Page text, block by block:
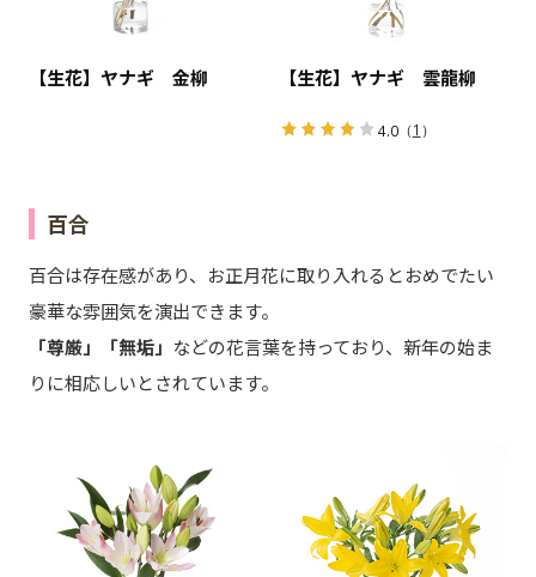
【生花】ヤナギ 金柳 【生花】ヤナギ 雲龍柳
4.0（1 ）
百合
百合は存在感があり、お正月花に取り入れるとおめでたい
豪華な雰囲気を演出できます。
「尊厳」「無垢」 などの花言葉を持っており、新年の始ま
りに相応しいとされています。